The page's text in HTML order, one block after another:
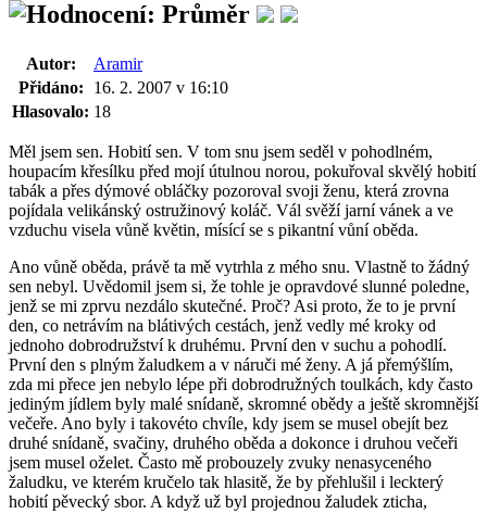
Autor:
Aramir
Přidáno:
16. 2. 2007 v 16:10
Hlasovalo: 18
Měl jsem sen. Hobití sen. V tom snu jsem seděl v pohodlném,
houpacím křesílku před mojí útulnou norou, pokuřoval skvělý hobití
tabák a přes dýmové obláčky pozoroval svoji ženu, která zrovna
pojídala velikánský ostružinový koláč. Vál svěží jarní vánek a ve
vzduchu visela vůně květin, mísící se s pikantní vůní oběda.
Ano vůně oběda, právě ta mě vytrhla z mého snu. Vlastně to žádný
sen nebyl. Uvědomil jsem si, že tohle je opravdové slunné poledne,
jenž se mi zprvu nezdálo skutečné. Proč? Asi proto, že to je první
den, co netrávím na blátivých cestách, jenž vedly mé kroky od
jednoho dobrodružství k druhému. První den v suchu a pohodlí.
První den s plným žaludkem a v náruči mé ženy. A já přemýšlím,
zda mi přece jen nebylo lépe při dobrodružných toulkách, kdy často
jediným jídlem byly malé snídaně, skromné obědy a ještě skromnější
večeře. Ano byly i takovéto chvíle, kdy jsem se musel obejít bez
druhé snídaně, svačiny, druhého oběda a dokonce i druhou večeři
jsem musel oželet. Často mě probouzely zvuky nenasyceného
žaludku, ve kterém kručelo tak hlasitě, že by přehlušil i leckterý
hobití pěvecký sbor. A když už byl projednou žaludek zticha,